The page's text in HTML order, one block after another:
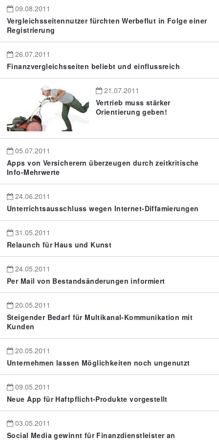
09.08.2011
Vergleichsseitennutzer fürchten Werbeflut in Folge einer
Registrierung
26.07.2011
Finanzvergleichsseiten beliebt und einflussreich
21.07.2011
Vertrieb muss stärker
Orientierung geben!
05.07.2011
Apps von Versicherern überzeugen durch zeitkritische
Info-Mehrwerte
24.06.2011
Unterrichtsausschluss wegen Internet-Diffamierungen
31.05.2011
Relaunch für Haus und Kunst
24.05.2011
Per Mail von Bestandsänderungen informiert
20.05.2011
Steigender Bedarf für Multikanal-Kommunikation mit
Kunden
20.05.2011
Unternehmen lassen Möglichkeiten noch ungenutzt
09.05.2011
Neue App für Haftpflicht-Produkte vorgestellt
03.05.2011
Social Media gewinnt für Finanzdienstleister an